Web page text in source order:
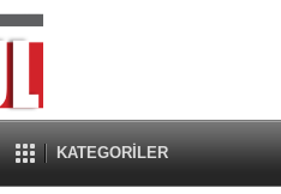
KATEGORİLER